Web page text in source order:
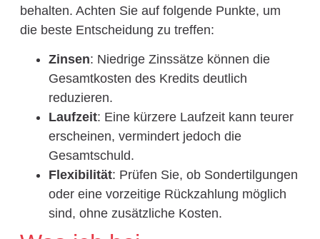
behalten. Achten Sie auf folgende Punkte, um
die beste Entscheidung zu treffen:
Zinsen: Niedrige Zinssätze können die
Gesamtkosten des Kredits deutlich
reduzieren.
Laufzeit: Eine kürzere Laufzeit kann teurer
erscheinen, vermindert jedoch die
Gesamtschuld.
Flexibilität: Prüfen Sie, ob Sondertilgungen
oder eine vorzeitige Rückzahlung möglich
sind, ohne zusätzliche Kosten.